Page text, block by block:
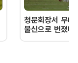
청문회장서 무너
불신으로 번졌